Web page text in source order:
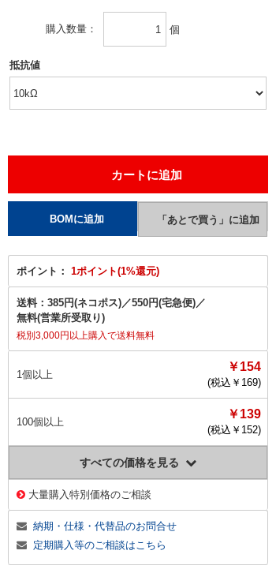
購入数量 個
抵抗値
ポイント： 1ポイント(1%還元)
送料： 385円(ネコポス)／550円(宅急便)／
無料(営業所受取り)
税別3,000円以上購入で送料無料
1個以上
￥154
(税込￥ 169)
100個以上
￥139
(税込￥ 152)
すべての価格を見る
大量購入特別価格のご相談
納期・仕様・代替品のお問合せ
定期購入等のご相談はこちら